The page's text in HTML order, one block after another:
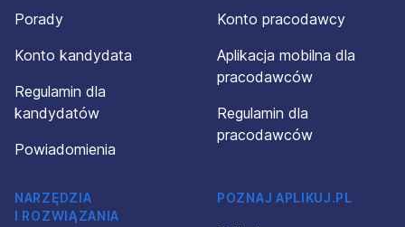
Porady
Konto kandydata
Regulamin dla
kandydatów
Powiadomienia
Konto pracodawcy
Aplikacja mobilna dla
pracodawców
Regulamin dla
pracodawców
NARZĘDZIA
I ROZWIĄZANIA
POZNAJ APLIKUJ.PL